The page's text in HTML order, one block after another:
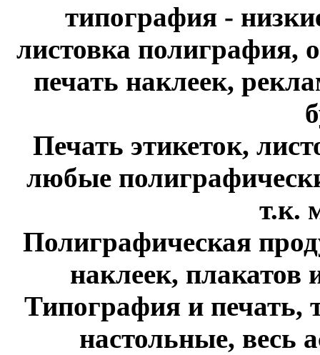
типография -
листовка полиграфия,
печать наклеек,
Печать этикеток,
любые
т.к.
Полиграфическая
наклеек, плакатов
Типография и печать,
настольные, весь